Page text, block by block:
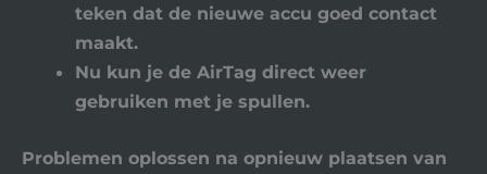
teken dat de nieuwe accu goed contact
maakt.
Nu kun je de AirTag direct weer
gebruiken met je spullen.
Problemen oplossen na opnieuw plaatsen van